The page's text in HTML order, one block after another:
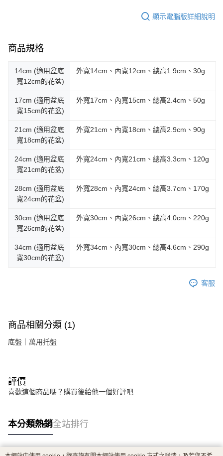
顯示電腦版詳細說明
商品規格
14cm (適用盆底
寬12cm的花盆)
外寬14cm、內寬12cm、總高1.9cm、30g
17cm (適用盆底
寬15cm的花盆)
外寬17cm、內寬15cm、總高2.4cm、50g
21cm (適用盆底
寬18cm的花盆)
外寬21cm、內寬18cm、總高2.9cm、90g
24cm (適用盆底
寬21cm的花盆)
外寬24cm、內寬21cm、總高3.3cm、120g
28cm (適用盆底
寬24cm的花盆)
外寬28cm、內寬24cm、總高3.7cm、170g
30cm (適用盆底
寬26cm的花盆)
外寬30cm、內寬26cm、總高4.0cm、220g
34cm (適用盆底
寬30cm的花盆)
外寬34cm、內寬30cm、總高4.6cm、290g
客服
商品相關分類 (1)
底盤｜萬用托盤
評價
喜歡這個商品嗎？購買後給他一個好評吧
本分類熱銷全站排行